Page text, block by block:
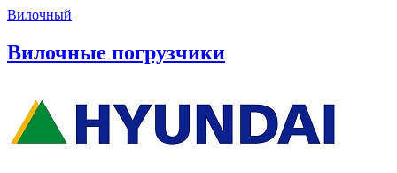
Вилочный
Вилочные погрузчики